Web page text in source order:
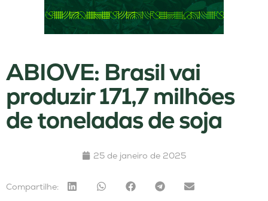
ABIOVE: Brasil vai
produzir 171,7 milhões
de toneladas de soja
25 de janeiro de 2025
Compartilhe: